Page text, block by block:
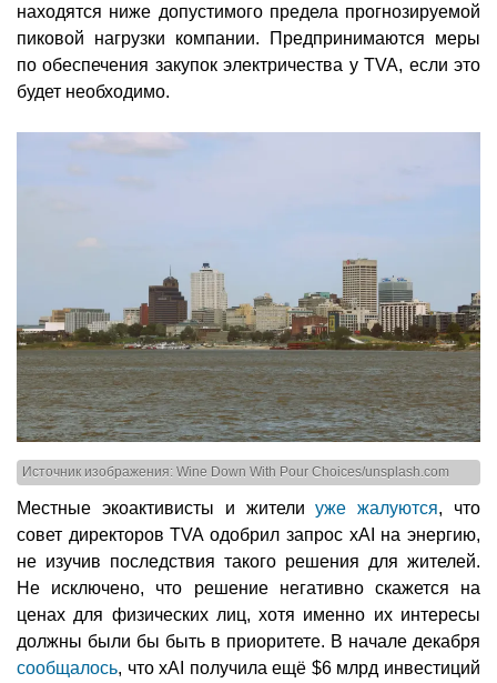
находятся ниже допустимого предела прогнозируемой
пиковой нагрузки компании. Предпринимаются меры
по обеспечения закупок электричества у TVA, если это
будет необходимо.
Источник изображения: Wine Down With Pour Choices/unsplash.com
Местные экоактивисты и жителиуже жалуются, что
совет директоров TVA одобрил запрос xAI на энергию,
не изучив последствия такого решения для жителей.
Не исключено, что решение негативно скажется на
ценах для физических лиц, хотя именно их интересы
должны были бы быть в приоритете. В начале декабря
сообщалось, что xAI получила ещё $6 млрд инвестиций